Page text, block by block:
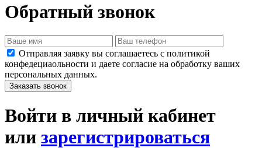
Обратный звонок
Отправляя заявку вы соглашаетесь с политикой
конфедециаольности и даете согласие на обработку ваших
персональных данных.
Заказать звонок
Войти в личный кабинет
или зарегистрироваться